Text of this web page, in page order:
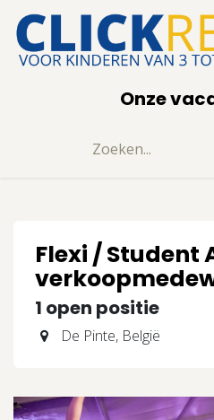
Overslaan naar inhoud
Onze
Flexi / Student
1 open positie
De Pinte, België